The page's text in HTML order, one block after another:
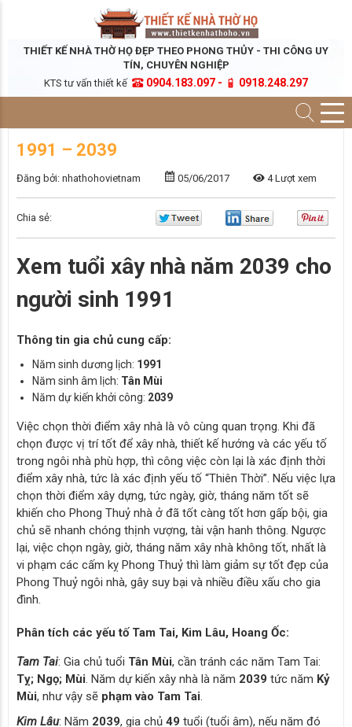
THIẾT KẾ NHÀ THỜ HỌ ĐẸP THEO PHONG THỦY - THI CÔNG UY
TÍN, CHUYÊN NGHIỆP
KTS tư vấn thiết kế
0904.183.097 - 0918.248.297
1991 – 2039
Đăng bởi: nhathohovietnam 05/06/2017 4 Lượt xem
Chia sẻ:
Xem tuổi xây nhà năm 2039 cho
người sinh 1991
Thông tin gia chủ cung cấp:
Năm sinh dương lịch: 1991
Năm sinh âm lịch: Tân Mùi
Năm dự kiến khởi công: 2039
Việc chọn thời điểm xây nhà là vô cùng quan trọng. Khi đã
chọn được vị trí tốt để xây nhà, thiết kế hướng và các yếu tố
trong ngôi nhà phù hợp, thì công việc còn lại là xác định thời
điểm xây nhà, tức là xác định yếu tố “Thiên Thời”. Nếu việc lựa
chọn thời điểm xây dựng, tức ngày, giờ, tháng năm tốt sẽ
khiến cho Phong Thuỷ nhà ở đã tốt càng tốt hơn gấp bội, gia
chủ sẽ nhanh chóng thịnh vượng, tài vận hanh thông. Ngược
lại, việc chọn ngày, giờ, tháng năm xây nhà không tốt, nhất là
vi phạm các cấm kỵ Phong Thuỷ thì làm giảm sự tốt đẹp của
Phong Thuỷ ngôi nhà, gây suy bại và nhiều điều xấu cho gia
đình.
Phân tích các yếu tố Tam Tai, Kim Lâu, Hoang Ốc:
Tam Tai: Gia chủ tuổi Tân Mùi, cần tránh các năm Tam Tai:
Tỵ; Ngọ; Mùi. Năm dự kiến xây nhà là năm 2039 tức năm Kỷ
Mùi, như vậy sẽ phạm vào Tam Tai.
Kim Lâu: Năm 2039, gia chủ 49 tuổi (tuổi âm), nếu năm đó